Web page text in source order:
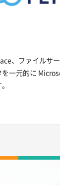
、ファイルサ
一元的に